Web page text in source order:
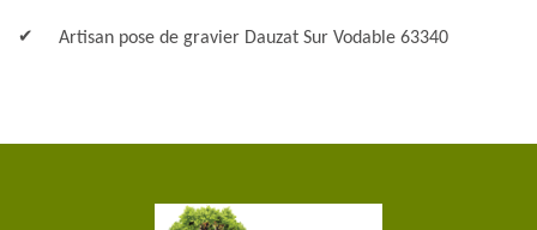
Artisan pose de gravier Dauzat Sur Vodable 63340